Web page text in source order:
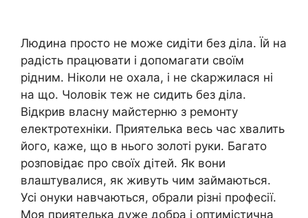
Людина просто не може сидіти без діла. Їй на
радість працювати і допомагати своїм
рідним. Ніколи не охала, і не сkаржилася ні
на що. Чоловік теж не сидить без діла.
Відкрив власну майстерню з ремонту
електротехніки. Приятелька весь час хвалить
його, каже, що в нього золоті руки. Багато
розповідає про своїх дітей. Як вони
влаштувалися, як живуть чим займаються.
Усі онуки навчаються, обрали різні професії.
Моя приятелька дуже добра і оптимістична